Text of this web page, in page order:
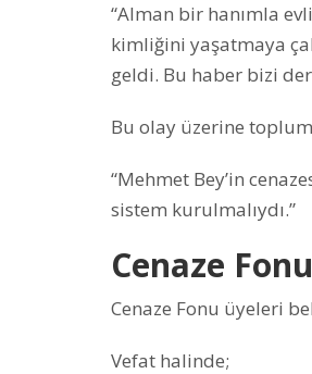
“Alman bir hanımla
kimliğini yaşatmaya
geldi. Bu haber bizi
Bu olay üzerine
“Mehmet Bey’in
sistem kurulmalıydı.”
Cenaze
Cenaze Fonu üyeleri
Vefat halinde;